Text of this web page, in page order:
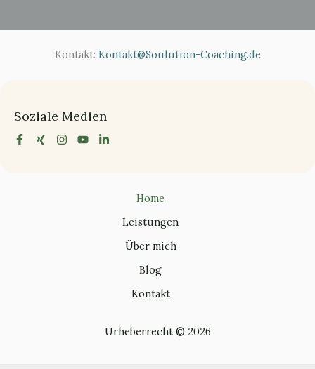
Kontakt: Kontakt@Soulution-Coaching.de
Soziale Medien
Home
Leistungen
Über mich
Blog
Kontakt
Urheberrecht © 2026